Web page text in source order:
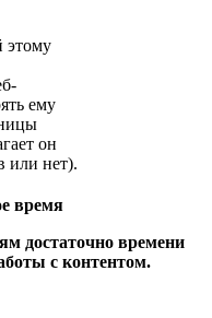
этому
ему
он
или нет).
время
достаточно времени
с контентом.